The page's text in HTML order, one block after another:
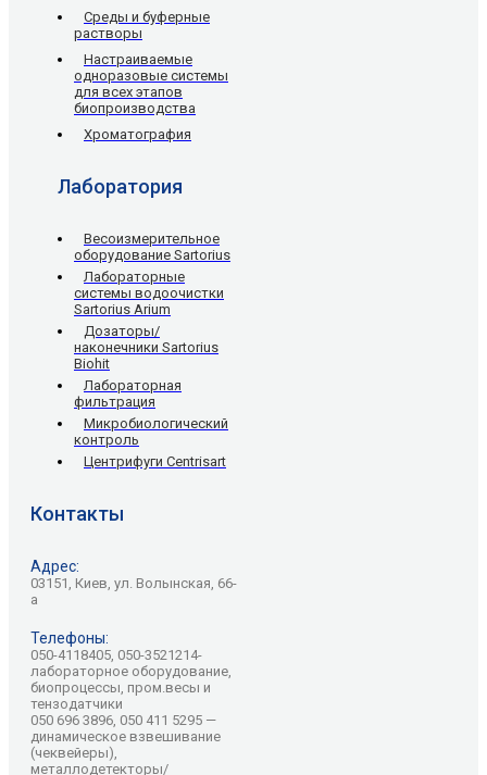
Среды и буферные
растворы
Настраиваемые
одноразовые системы
для всех этапов
биопроизводства
Хроматография
Лаборатория
Весоизмерительное
оборудование Sartorius
Лабораторные
системы водоочистки
Sartorius Arium
Дозаторы/
наконечники Sartorius
Biohit
Лабораторная
фильтрация
Микробиологический
контроль
Центрифуги Centrisart
Контакты
Адрес:
03151, Киев, ул. Волынская, 66-
а
Телефоны:
050-4118405, 050-3521214-
лабораторное оборудование,
биопроцессы, пром.весы и
тензодатчики
050 696 3896, 050 411 5295 —
динамическое взвешивание
(чеквейеры),
металлодетекторы/